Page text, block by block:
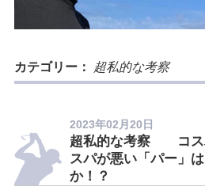
カテゴリー： 超私的な考察
2023年02月20日
超私的な考察 コス
スパが悪い「パー」
か！？